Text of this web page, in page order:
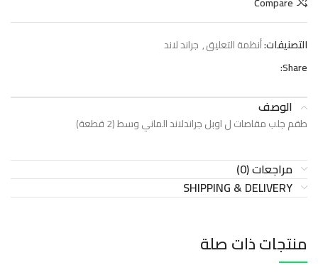
التصنيفات:أنظمة التعليق, جراند لاند
Share:
الوصف
طقم جلب مقاصات ل اوبل جراندلاند الماني وسط (2 قطعة)
مراجعات (0)
SHIPPING & DELIVERY
منتجات ذات صلة